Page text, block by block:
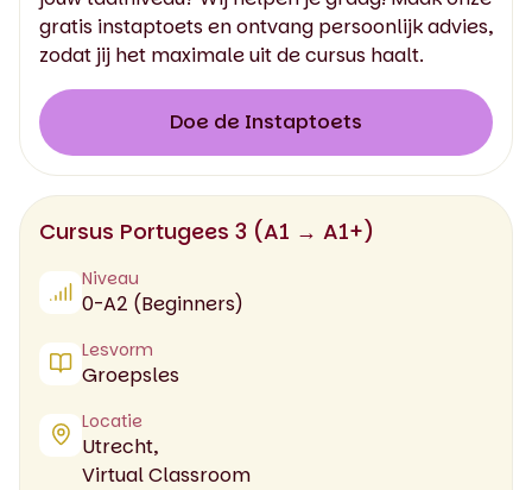
Cursus Portugees 3 (A1 → A1+)
Niveau
0-A2 (Beginners)
Lesvorm
Groepsles
Locatie
Utrecht,
Virtual Classroom
gratis instaptoets en ontvang persoonlijk advies,
zodat jij het maximale uit de cursus haalt.
Doe de Instaptoets